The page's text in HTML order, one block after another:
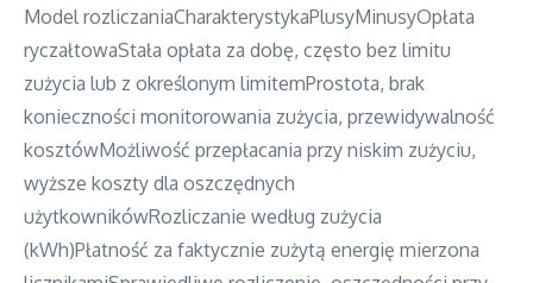
Model rozliczaniaCharakterystykaPlusyMinusyOpłata
ryczałtowaStała opłata za dobę, często bez limitu
zużycia lub z określonym limitemProstota, brak
konieczności monitorowania zużycia, przewidywalność
kosztówMożliwość przepłacania przy niskim zużyciu,
wyższe koszty dla oszczędnych
użytkownikówRozliczanie według zużycia
(kWh)Płatność za faktycznie zużytą energię mierzona